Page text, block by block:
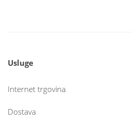
Usluge
Internet trgovina
Dostava